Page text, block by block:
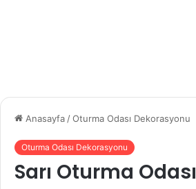
Anasayfa /Oturma Odası Dekorasyonu
Oturma Odası Dekorasyonu
Sarı Oturma Odası